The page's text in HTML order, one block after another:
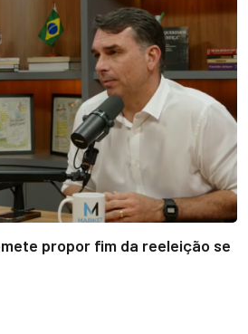
propor fim da reeleição se